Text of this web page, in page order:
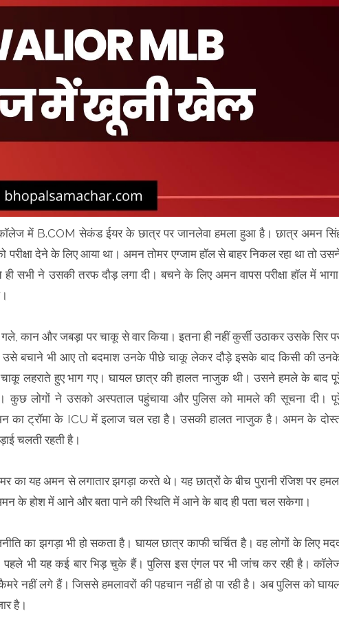
में B.COM सेकंड ईयर के छात्र पर जानलेवा हमला हुआ है। छात्र अमन
परीक्षा देने के लिए आया था। अमन तोमर एग्जाम हॉल से बाहर निकल रहा था तो
ने उसकी तरफ दौड़ लगा दी। बचने के लिए अमन वापस परीक्षा हॉल में
कान और जबड़ा पर चाकू से वार किया। इतना ही नहीं कुर्सी उठाकर उसके सिर
उसे बचाने भी आए तो बदमाश उनके पीछे चाकू लेकर दौड़े इसके बाद किसी की
लहराते हुए भाग गए। घायल छात्र की हालत नाजुक थी। उसने हमले के बाद
कुछ लोगों ने उसको अस्पताल पहुंचाया और पुलिस को मामले की सूचना दी।
ट्रॉमा के ICU में इलाज चल रहा है। उसकी हालत नाजुक है। अमन के
चलती रहती है।
का यह अमन से लगातार झगड़ा करते थे। यह छात्रों के बीच पुरानी रंजिश पर
के होश में आने और बता पाने की स्थिति में आने के बाद ही पता चल सकेगा।
का झगड़ा भी हो सकता है। घायल छात्र काफी चर्चित है। वह लोगों के लिए
पहले भी यह कई बार भिड़ चुके हैं। पुलिस इस एंगल पर भी जांच कर रही है।
नहीं लगे हैं। जिससे हमलावरों की पहचान नहीं हो पा रही है। अब पुलिस को
है।